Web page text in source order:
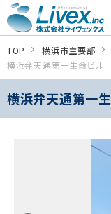
TOP 横浜市主要部
横浜弁天通第一生命ビル
横浜弁天通第一